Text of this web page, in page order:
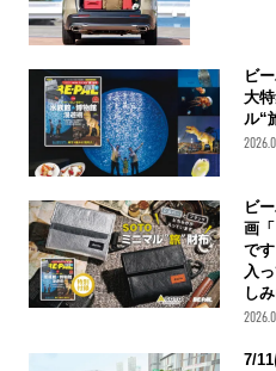
ビ
大
ル“
ビ
画
で
入
し
7/